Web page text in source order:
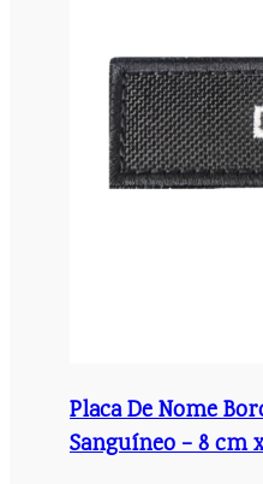
Placa De Nome
Sanguíneo – 8 cm